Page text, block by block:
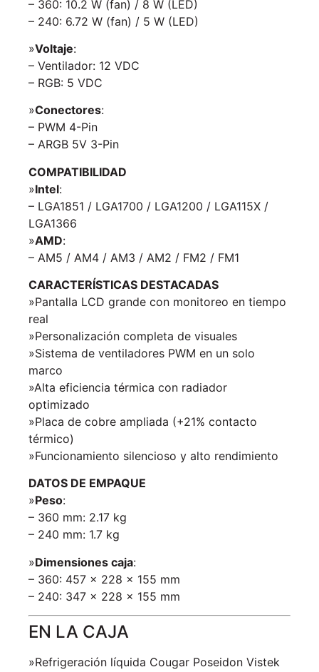
– 360: 10.2 W (fan) / 8 W (LED)
– 240: 6.72 W (fan) / 5 W (LED)
»Voltaje:
– Ventilador: 12 VDC
– RGB: 5 VDC
»Conectores:
– PWM 4-Pin
– ARGB 5V 3-Pin
COMPATIBILIDAD
»Intel:
– LGA1851 / LGA1700 / LGA1200 / LGA115X /
LGA1366
»AMD:
– AM5 / AM4 / AM3 / AM2 / FM2 / FM1
CARACTERÍSTICAS DESTACADAS
»Pantalla LCD grande con monitoreo en tiempo
real
»Personalización completa de visuales
»Sistema de ventiladores PWM en un solo
marco
»Alta eficiencia térmica con radiador
optimizado
»Placa de cobre ampliada (+21% contacto
térmico)
»Funcionamiento silencioso y alto rendimiento
DATOS DE EMPAQUE
»Peso:
– 360 mm: 2.17 kg
– 240 mm: 1.7 kg
»Dimensiones caja:
– 360: 457 × 228 × 155 mm
– 240: 347 × 228 × 155 mm
EN LA CAJA
»Refrigeración líquida Cougar Poseidon Vistek